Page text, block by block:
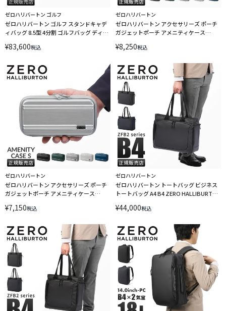
ゼロハリバートン ゴルフ
ゼロハリバートン ゴルフ スタンドキャデ
ィバッグ 8.5型 4分割 ゴルフバッグ ディク
DICROS SOLO Stand Bag ZHG-CB DS
¥83,600税込
ゼロハリバートン
ゼロハリバートン アクセサリーズ ポーチ
ガジェットポーチ アメニティケース
¥8,250税込
ゼロハリバートン
ゼロハリバートン アクセサリーズ ポーチ
ガジェットポーチ アメニティケース
¥7,150税込
ゼロハリバートン
ゼロハリバートン トートバッグ ビジネス
トートバッグ A4 B4 ZERO HALLIBURTON
¥44,000税込